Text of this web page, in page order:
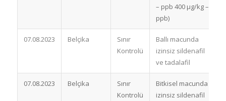
– ppb 400 µg/kg –
ppb)
07.08.2023 Belçika
Sınır
Kontrolü
Ballı macunda
izinsiz sildenafil
ve tadalafil
07.08.2023 Belçika
Sınır
Kontrolü
Bitkisel macunda
izinsiz sildenafil